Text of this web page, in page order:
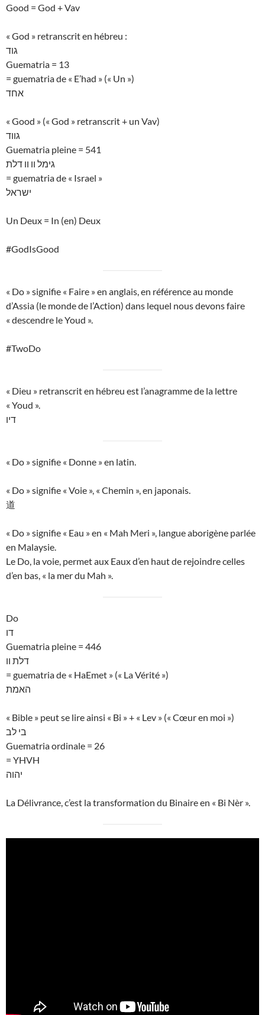
Good = God + Vav
« God » retranscrit en hébreu :
גוד
Guematria = 13
= guematria de « E’had » (« Un »)
אחד
« Good » (« God » retranscrit + un Vav)
גווד
Guematria pleine = 541
גימל וו וו דלת
= guematria de « Israel »
ישראל
Un Deux = In (en) Deux
#GodIsGood
« Do » signifie « Faire » en anglais, en référence au monde
d’Assia (le monde de l’Action) dans lequel nous devons faire
« descendre le Youd ».
#TwoDo
« Dieu » retranscrit en hébreu est l’anagramme de la lettre
« Youd ».
דיו
« Do » signifie « Donne » en latin.
« Do » signifie « Voie », « Chemin », en japonais.
道
« Do » signifie « Eau » en « Mah Meri », langue aborigène parlée
en Malaysie.
Le Do, la voie, permet aux Eaux d’en haut de rejoindre celles
d’en bas, « la mer du Mah ».
Do
דו
Guematria pleine = 446
דלת וו
= guematria de « HaEmet » (« La Vérité »)
האמת
« Bible » peut se lire ainsi « Bi » + « Lev » (« Cœur en moi »)
בי לב
Guematria ordinale = 26
= YHVH
יהוה
La Délivrance, c’est la transformation du Binaire en « Bi Nèr ».